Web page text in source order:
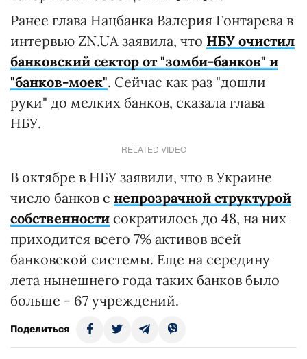
Ранее глава Нацбанка Валерия Гонтарева в
интервью ZN.UA заявила, что НБУ очистил
банковский сектор от "зомби-банков" и
"банков-моек". Сейчас как раз "дошли
руки" до мелких банков, сказала глава
НБУ.
RELATED VIDEO
В октябре в НБУ заявили, что в Украине
число банков с непрозрачной структурой
собственности сократилось до 48, на них
приходится всего 7% активов всей
банковской системы. Еще на середину
лета нынешнего года таких банков было
больше - 67 учреждений.
Поделиться